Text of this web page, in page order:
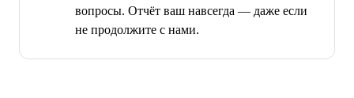
вопросы. Отчёт ваш навсегда — даже если
не продолжите с нами.